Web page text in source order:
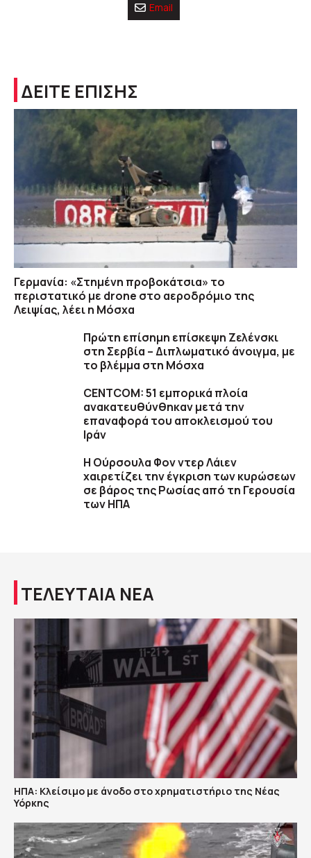
Email
ΔΕΙΤΕ ΕΠΙΣΗΣ
Γερμανία: «Στημένη προβοκάτσια» το
περιστατικό με drone στο αεροδρόμιο της
Λειψίας, λέει η Μόσχα
Πρώτη επίσημη επίσκεψη Ζελένσκι
στη Σερβία – Διπλωματικό άνοιγμα, με
το βλέμμα στη Μόσχα
CENTCOM: 51 εμπορικά πλοία
ανακατευθύνθηκαν μετά την
επαναφορά του αποκλεισμού του
Ιράν
Η Ούρσουλα Φον ντερ Λάιεν
χαιρετίζει την έγκριση των κυρώσεων
σε βάρος της Ρωσίας από τη Γερουσία
των ΗΠΑ
ΤΕΛΕΥΤΑΙΑ ΝΕΑ
ΗΠΑ: Κλείσιμο με άνοδο στο χρηματιστήριο της Νέας
Υόρκης